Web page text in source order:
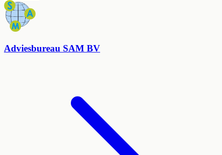
Adviesbureau SAM BV